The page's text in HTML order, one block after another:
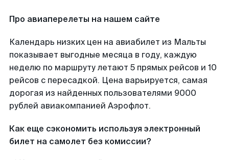
Про авиаперелеты на нашем сайте
Календарь низких цен на авиабилет из Мальты
показывает выгодные месяца в году, каждую
неделю по маршруту летают 5 прямых рейсов и 10
рейсов с пересадкой. Цена варьируется, самая
дорогая из найденных пользователями 9000
рублей авиакомпанией Аэрофлот.
Как еще сэкономить используя электронный
билет на самолет без комиссии?